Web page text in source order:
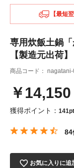
【最短
専用炊飯土鍋「
【製造元出荷】
商品コード：
￥14,150
獲得ポイント： 141pt
84
お気に入りに追